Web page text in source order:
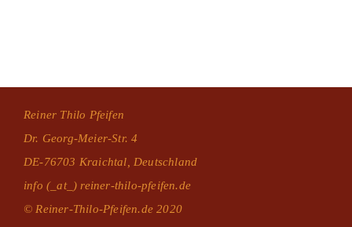
Reiner Thilo Pfeifen
Dr. Georg-Meier-Str. 4
DE-76703 Kraichtal, Deutschland
info (_at_) reiner-thilo-pfeifen.de
© Reiner-Thilo-Pfeifen.de 2020